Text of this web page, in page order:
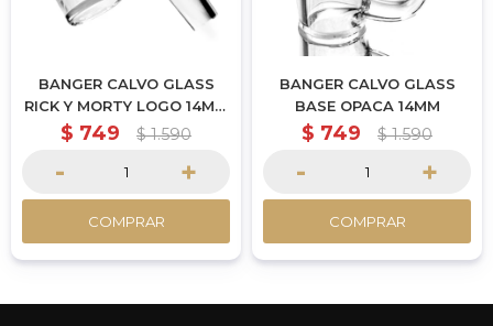
BANGER CALVO GLASS
RICK Y MORTY LOGO 14MM
MACHO
$ 749 $ 1.590
- +
COMPRAR
BANGER CALVO GLASS
BASE OPACA 14MM
$ 749 $ 1.590
- +
COMPRAR